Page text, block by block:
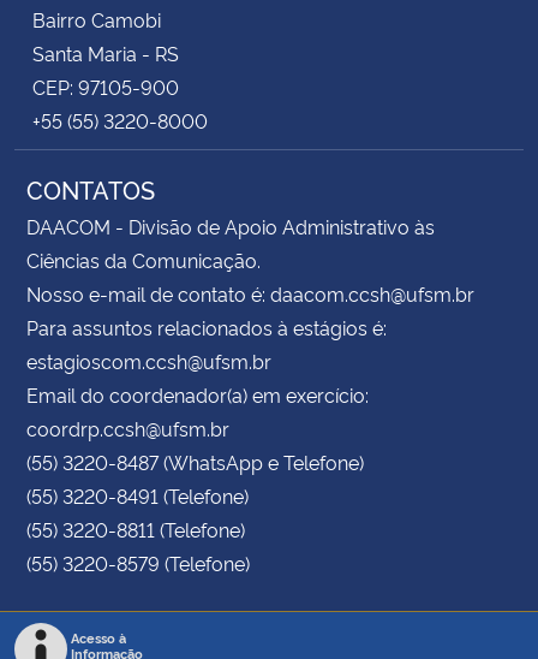
Bairro Camobi
Santa Maria - RS
CEP: 97105-900
+55 (55) 3220-8000
CONTATOS
DAACOM - Divisão de Apoio Administrativo às
Ciências da Comunicação.
Nosso e-mail de contato é: daacom.ccsh@ufsm.br
Para assuntos relacionados à estágios é:
estagioscom.ccsh@ufsm.br
Email do coordenador(a) em exercício:
coordrp.ccsh@ufsm.br
(55) 3220-8487 (WhatsApp e Telefone)
(55) 3220-8491 (Telefone)
(55) 3220-8811 (Telefone)
(55) 3220-8579 (Telefone)
Acesso à
Informação